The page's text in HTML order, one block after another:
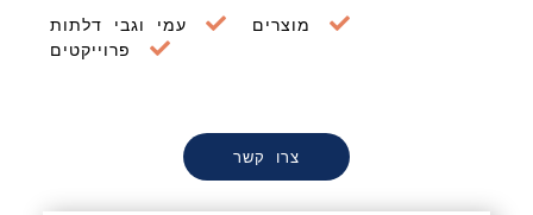
מוצרים
עמי וגבי דלתות
פרוייקטים
צרו קשר